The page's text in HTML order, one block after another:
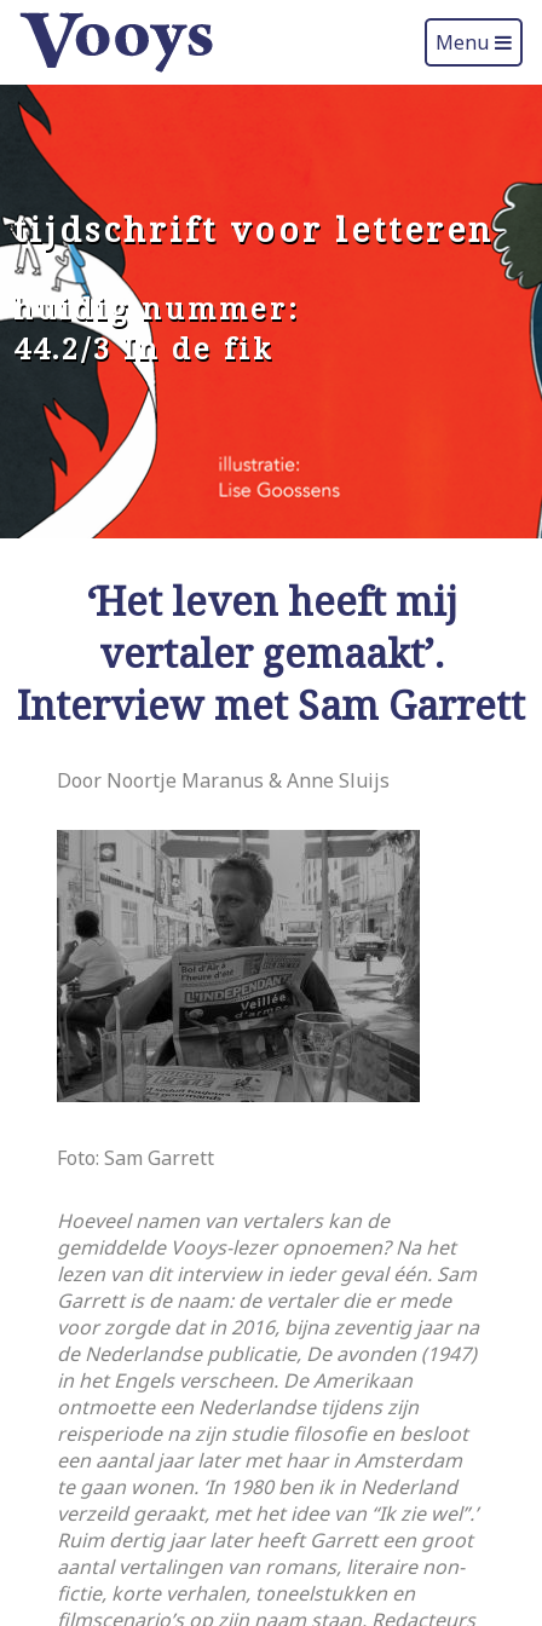
Menu
tijdschrift voor letteren
huidig nummer:
44.2/3 In de fik
‘Het leven heeft mij
vertaler gemaakt’.
Interview met Sam Garrett
Door Noortje Maranus & Anne Sluijs
Foto: Sam Garrett
Hoeveel namen van vertalers kan de
gemiddelde Vooys-lezer opnoemen? Na het
lezen van dit interview in ieder geval één. Sam
Garrett is de naam: de vertaler die er mede
voor zorgde dat in 2016, bijna zeventig jaar na
de Nederlandse publicatie, De avonden (1947)
in het Engels verscheen. De Amerikaan
ontmoette een Nederlandse tijdens zijn
reisperiode na zijn studie filosofie en besloot
een aantal jaar later met haar in Amsterdam
te gaan wonen. ‘In 1980 ben ik in Nederland
verzeild geraakt, met het idee van “Ik zie wel”.’
Ruim dertig jaar later heeft Garrett een groot
aantal vertalingen van romans, literaire non-
fictie, korte verhalen, toneelstukken en
filmscenario’s op zijn naam staan. Redacteurs